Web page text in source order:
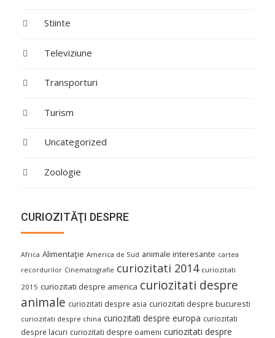
Stiinte
Televiziune
Transporturi
Turism
Uncategorized
Zoologie
CURIOZITĂŢI DESPRE
Africa Alimentaţie America de Sud animale interesante cartea
recordurilor Cinematografie curiozitati 2014 curiozitati
2015 curiozitati despre america curiozitati despre
animale curiozitati despre asia curiozitati despre bucuresti
curiozitati despre china curiozitati despre europa curiozitati
despre lacuri curiozitati despre oameni curiozitati despre